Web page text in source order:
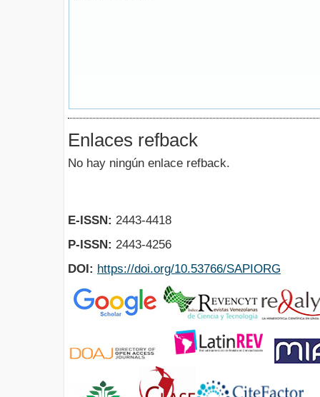
Enlaces refback
No hay ningún enlace refback.
E-ISSN: 2443-4418
P-ISSN: 2443-4256
DOI: https://doi.org/10.53766/SAPIORG